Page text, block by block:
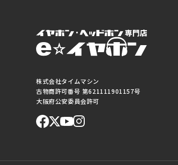
株式会社タイムマシン
古物商許可番号 第621111901157号
大阪府公安委員会許可